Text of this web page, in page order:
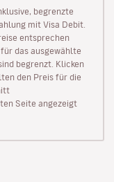
begrenzte
mit Visa Debit.
entsprechen
das ausgewählte
begrenzt. Klicken
den Preis für die
Seite angezeigt